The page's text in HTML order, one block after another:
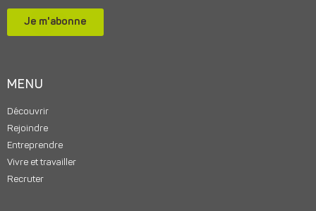
Je m'abonne
MENU
Découvrir
Rejoindre
Entreprendre
Vivre et travailler
Recruter